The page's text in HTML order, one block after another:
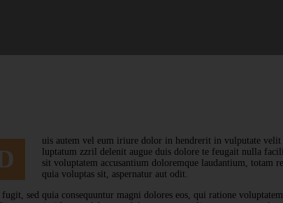
uis autem vel eum iriure dolor in hendrerit in vulputate velit
luptatum zzril delenit augue duis dolore te feugait nulla
sit voluptatem accusantium doloremque laudantium, totam
quia voluptas sit, aspernatur aut odit.
fugit, sed quia consequuntur magni dolores eos, qui ratione